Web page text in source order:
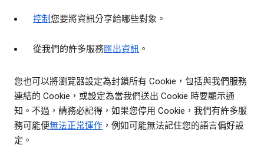
控制您要將資訊分享給哪些對象。
從我們的許多服務匯出資訊 。
您也可以將瀏覽器設定為封鎖所有 Cookie，包括與我們服務
連結的 Cookie，或設定為當我們送出 Cookie 時要顯示通
知。不過，請務必記得，如果您停用 Cookie，我們有許多服
務可能便無法正常運作 ，例如可能無法記住您的語言偏好設
定。